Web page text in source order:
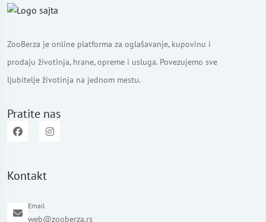
ZooBerza je online platforma za oglašavanje, kupovinu i
prodaju životinja, hrane, opreme i usluga. Povezujemo sve
ljubitelje životinja na jednom mestu.
Pratite nas
Kontakt
Email
web@zooberza.rs